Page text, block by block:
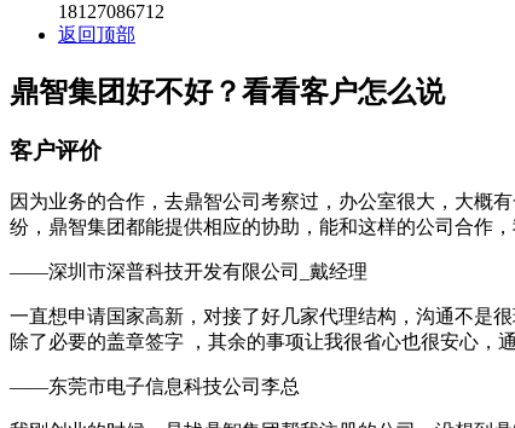
18127086712
返回顶部
鼎智集团好不好？看看客户怎么说
客户评价
因为业务的合作，去鼎智公司考察过，办公室很大，大概
纷，鼎智集团都能提供相应的协助，能和这样的公司合作，
——深圳市深普科技开发有限公司_戴经理
一直想申请国家高新，对接了好几家代理结构，沟通不是
除了必要的盖章签字 ，其余的事项让我很省心也很安心，
——东莞市电子信息科技公司李总